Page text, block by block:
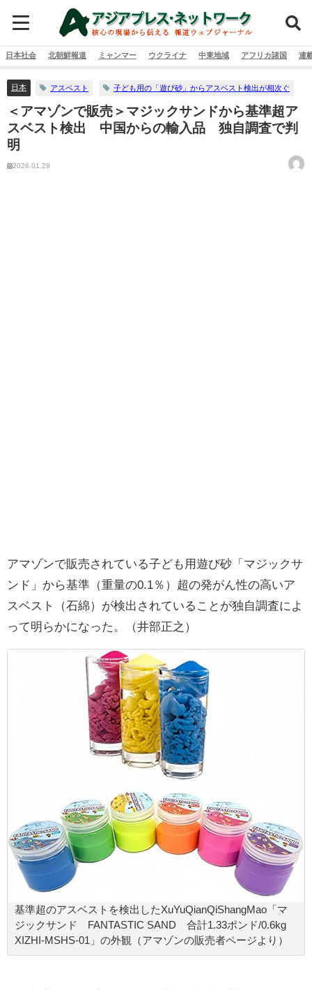
日本社会 北朝鮮報道 ミャンマー ウクライナ 中東地域 アフリカ諸国 連
日本 アスベスト 子ども用の「遊び砂」からアスベスト検出が相次ぐ
＜アマゾンで販売＞マジックサンドから基準超ア
スベスト検出 中国からの輸入品 独自調査で判
明
2026.01.29
アマゾンで販売されている子ども用遊び砂「マジックサ
ンド」から基準（重量の0.1％）超の発がん性の高いア
スベスト（石綿）が検出されていることが独自調査によ
って明らかになった。（井部正之）
基準超のアスベストを検出したXuYuQianQiShangMao「マ
ジックサンド FANTASTIC SAND 合計1.33ポンド/0.6kg
XIZHI-MSHS-01」の外観（アマゾンの販売者ページより）